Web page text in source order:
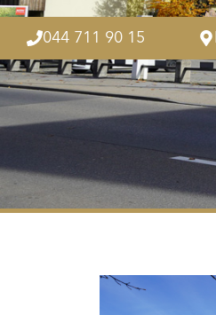
044 711 90 15